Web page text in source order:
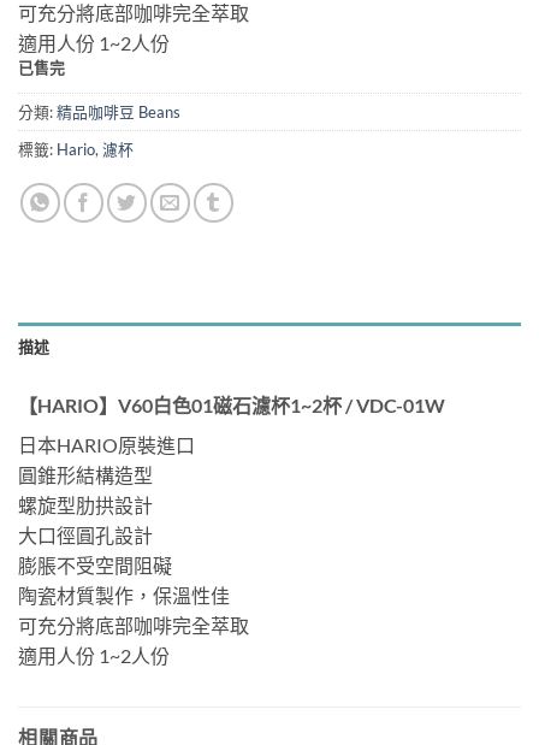
可充分將底部咖啡完全萃取
適用人份 1~2人份
已售完
分類:精品咖啡豆 Beans
標籤: Hario, 濾杯
描述
【HARIO】V60白色01磁石濾杯1~2杯 / VDC-01W
日本HARIO原裝進口
圓錐形結構造型
螺旋型肋拱設計
大口徑圓孔設計
膨脹不受空間阻礙
陶瓷材質製作，保溫性佳
可充分將底部咖啡完全萃取
適用人份 1~2人份
相關商品